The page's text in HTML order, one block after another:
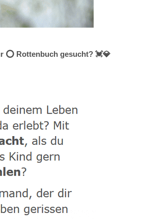
⭕ Rottenbuch gesucht? 💓️💎